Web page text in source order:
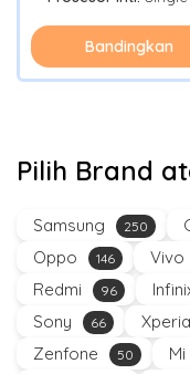
Bandingkan
Pilih Brand
Samsung 250
Oppo 146 Vivo
Redmi 96
Sony 66 Xperia
Zenfone 50 Mi